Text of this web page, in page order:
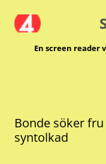
till
innehåll
En screen reader
Bonde söker
syntolkad